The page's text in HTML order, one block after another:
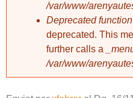
/var/www/
Deprecated function
deprecated. This
further calls a
/var/www/